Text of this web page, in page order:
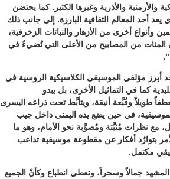
والأرمنية والأذرية وغيرها الكثير. كما يحتضن
أحد المعالم الثقافية البارزة. إلى جانب ذلك
وأنواع أخرى من الأزهار والنباتات الزخرفية،
المئات من المصابيح من الأعلى التي تُضيءُ في
مؤلفي الموسيقى الكلاسيكية الروسية في
كما في التماثيل الأخرى، بل يبدو
طويلاً وقُبَّعة أنيقة، ويتأبَّط تحت ذراعه اليسرى
في حين يضع يده اليمنى داخل جيب
مع نظرات مُثبَّتة ومُصوَّبة نحو الأمام، وهو ما
بتوارُد أفكار عن مقطوعة موسيقية تداعب
مكتمل.
جمالاً وسحراً، وتعطي انطباع وكأنّ الجميع